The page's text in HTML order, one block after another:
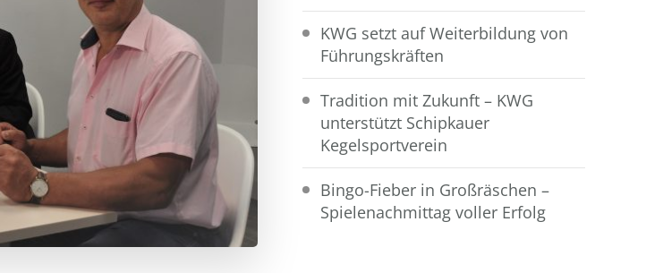
KWG setzt auf Weiterbildung von
Führungskräften
Tradition mit Zukunft – KWG
unterstützt Schipkauer
Kegelsportverein
Bingo-Fieber in Großräschen –
Spielenachmittag voller Erfolg